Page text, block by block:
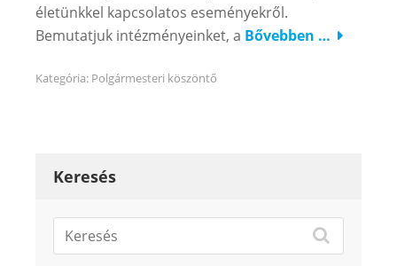
életünkkel kapcsolatos eseményekről.
Bemutatjuk intézményeinket, a Bővebben …
Kategória: Polgármesteri köszöntő
Keresés